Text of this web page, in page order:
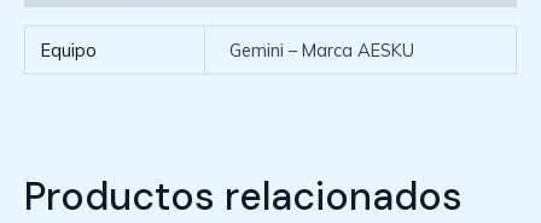
Equipo Gemini – Marca AESKU
Productos relacionados